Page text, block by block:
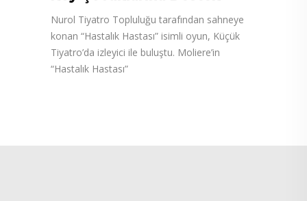
Nurol Tiyatro Topluluğu tarafından sahneye
konan “Hastalık Hastası” isimli oyun, Küçük
Tiyatro’da izleyici ile buluştu. Moliere’in
“Hastalık Hastası”